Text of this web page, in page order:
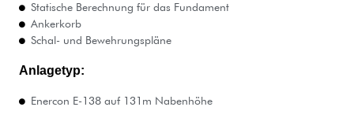
Statische Berechnung für das Fundament
Ankerkorb
Schal- und Bewehrungspläne
Anlagetyp:
Enercon E-138 auf 131m Nabenhöhe